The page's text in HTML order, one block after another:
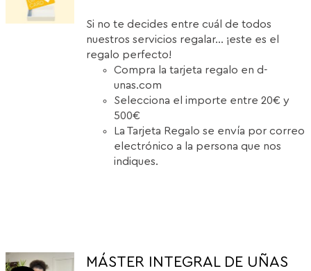
Si no te decides entre cuál de todos
nuestros servicios regalar... ¡este es el
regalo perfecto!
Compra la tarjeta regalo en d-
unas.com
Selecciona el importe entre 20€ y
500€
La Tarjeta Regalo se envía por correo
electrónico a la persona que nos
indiques.
MÁSTER INTEGRAL DE UÑAS